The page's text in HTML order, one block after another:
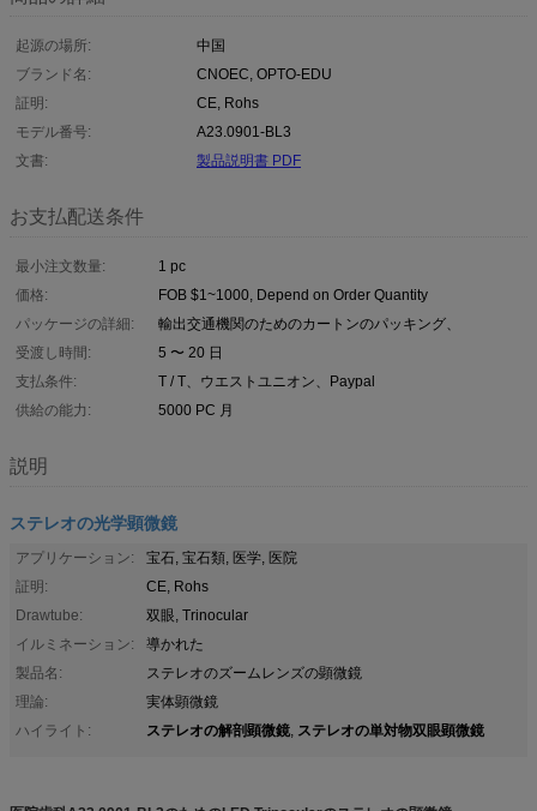
起源の場所:
中国
ブランド名:
CNOEC, OPTO-EDU
証明:
CE, Rohs
モデル番号:
A23.0901-BL3
文書:
製品説明書 PDF
お支払配送条件
最小注文数量:
1 pc
価格:
FOB $1~1000, Depend on Order Quantity
パッケージの詳細:
輸出交通機関のためのカートンのパッキング、
受渡し時間:
5 〜 20 日
支払条件:
T / T、ウエストユニオン、Paypal
供給の能力:
5000 PC 月
説明
ステレオの光学顕微鏡
アプリケーション:
宝石, 宝石類, 医学, 医院
証明:
CE, Rohs
Drawtube:
双眼, Trinocular
イルミネーション:
導かれた
製品名:
ステレオのズームレンズの顕微鏡
理論:
実体顕微鏡
ハイライト:
ステレオの解剖顕微鏡, ステレオの単対物双眼顕微鏡